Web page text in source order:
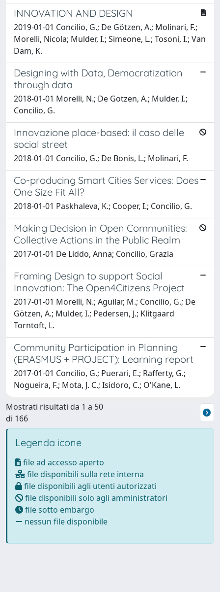
INNOVATION AND DESIGN
2019-01-01 Concilio, G.; De Götzen, A.; Molinari, F.;
Morelli, Nicola; Mulder, I.; Simeone, L.; Tosoni, I.; Van
Dam, K.
Designing with Data, Democratization
through data
2018-01-01 Morelli, N.; De Gotzen, A.; Mulder, I.;
Concilio, G.
Innovazione place-based: il caso delle
social street
2018-01-01 Concilio, G.; De Bonis, L.; Molinari, F.
Co-producing Smart Cities Services: Does
One Size Fit All?
2018-01-01 Paskhaleva, K.; Cooper, I.; Concilio, G.
Making Decision in Open Communities:
Collective Actions in the Public Realm
2017-01-01 De Liddo, Anna; Concilio, Grazia
Framing Design to support Social
Innovation: The Open4Citizens Project
2017-01-01 Morelli, N.; Aguilar, M.; Concilio, G.; De
Götzen, A.; Mulder, I.; Pedersen, J.; Klitgaard
Torntoft, L.
Community Participation in Planning
(ERASMUS + PROJECT): Learning report
2017-01-01 Concilio, G.; Puerari, E.; Rafferty, G.;
Nogueira, F.; Mota, J. C.; Isidoro, C.; O'Kane, L.
Mostrati risultati da 1 a 50
di 166
Legenda icone
file ad accesso aperto
file disponibili sulla rete interna
file disponibili agli utenti autorizzati
file disponibili solo agli amministratori
file sotto embargo
nessun file disponibile